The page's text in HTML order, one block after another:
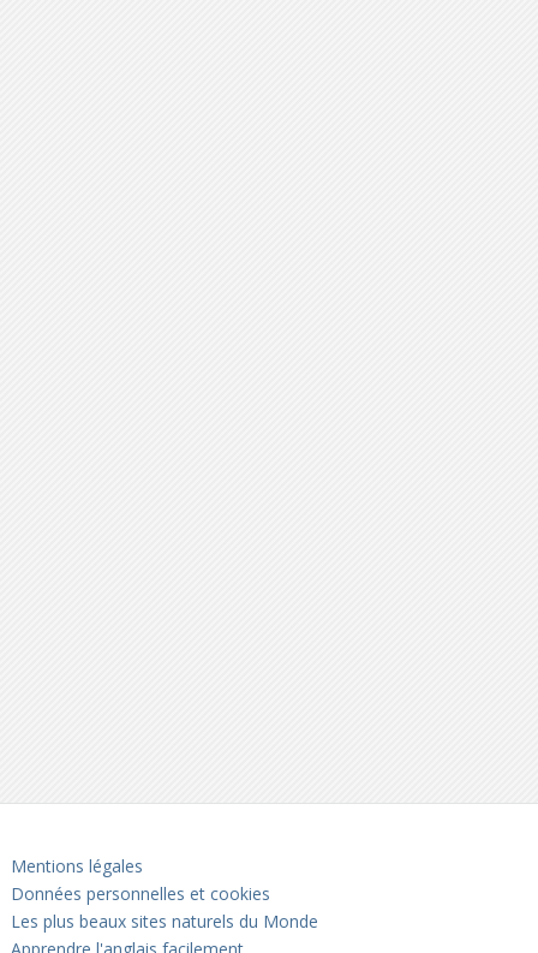
Mentions légales
Données personnelles et cookies
Les plus beaux sites naturels du Monde